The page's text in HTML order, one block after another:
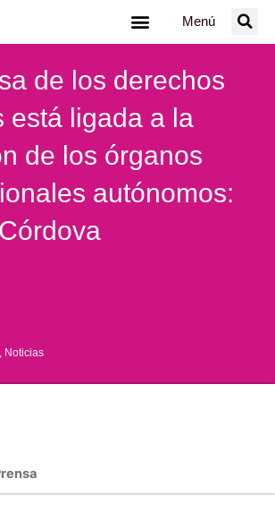
Menú
de los derechos
está ligada a la
de los órganos
autónomos:
Noticias